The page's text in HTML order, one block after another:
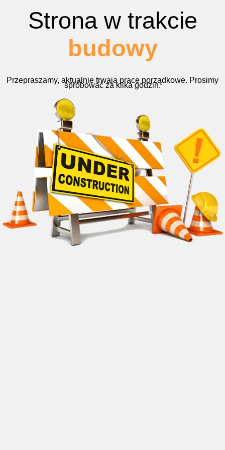
Strona w trakcie
budowy
Przepraszamy, aktualnie trwają prace porządkowe. Prosimy
spróbować za kilka godzin.